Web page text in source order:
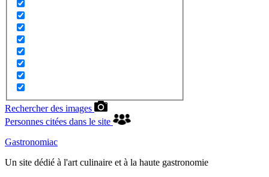
Rechercher des images
Personnes citées dans le site
Gastronomiac
Un site dédié à l'art culinaire et à la haute gastronomie